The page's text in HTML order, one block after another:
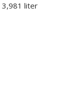
3,981 liter